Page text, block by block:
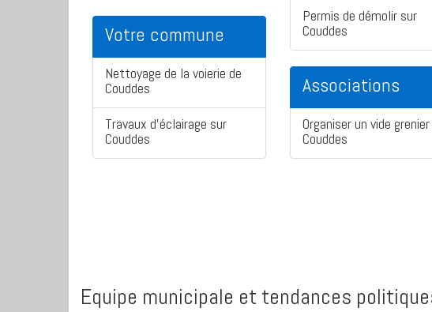
Votre commune
Nettoyage de la voierie de
Couddes
Travaux d'éclairage sur
Couddes
Permis de démolir sur
Couddes
Associations
Organiser un vide
Couddes
Equipe municipale et tendances